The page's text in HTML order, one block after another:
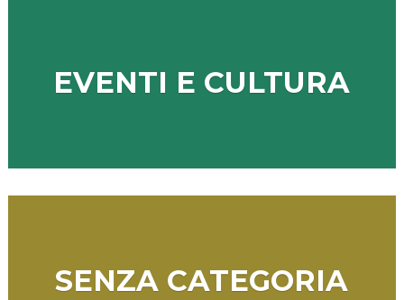
EVENTI E CULTURA
SENZA CATEGORIA